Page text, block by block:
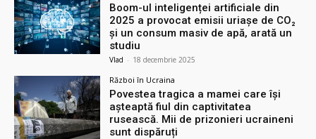
Boom-ul inteligenței artificiale din
2025 a provocat emisii uriașe de CO₂
și un consum masiv de apă, arată un
studiu
Vlad - 18 decembrie 2025
Război în Ucraina
Povestea tragica a mamei care își
așteaptă fiul din captivitatea
rusească. Mii de prizonieri ucraineni
sunt dispăruți